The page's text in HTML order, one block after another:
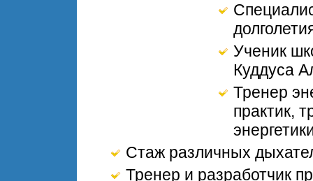
Ученик
Куддуса
Тренер
практик,
Стаж различных
Тренер и разработчик